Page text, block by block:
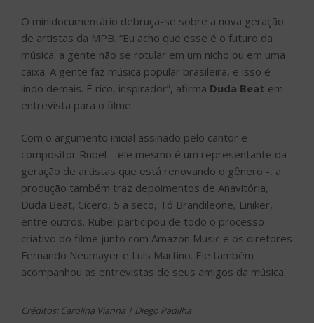
O minidocumentário debruça-se sobre a nova geração
de artistas da MPB. “Eu acho que esse é o futuro da
música: a gente não se rotular em um nicho ou em uma
caixa. A gente faz música popular brasileira, e isso é
lindo demais. É rico, inspirador”, afirma Duda Beat em
entrevista para o filme.
Com o argumento inicial assinado pelo cantor e
compositor Rubel – ele mesmo é um representante da
geração de artistas que está renovando o gênero -, a
produção também traz depoimentos de Anavitória,
Duda Beat, Cícero, 5 a seco, Tó Brandileone, Liniker,
entre outros. Rubel participou de todo o processo
criativo do filme junto com Amazon Music e os diretores
Fernando Neumayer e Luís Martino. Ele também
acompanhou as entrevistas de seus amigos da música.
Créditos: Carolina Vianna | Diego Padilha